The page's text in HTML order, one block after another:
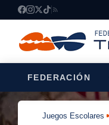
FEDERACIÓN
Juegos Escolares